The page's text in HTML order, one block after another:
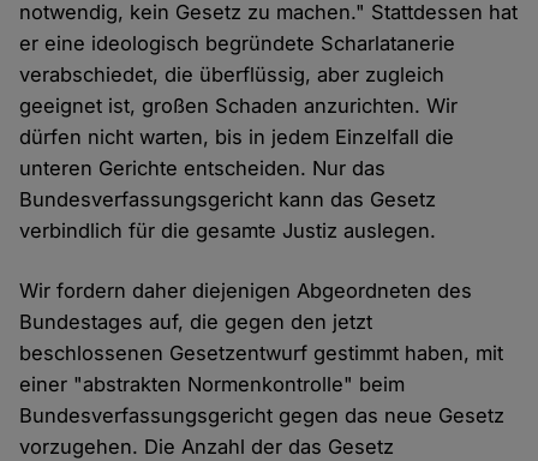
notwendig, kein Gesetz zu machen." Stattdessen hat
er eine ideologisch begründete Scharlatanerie
verabschiedet, die überflüssig, aber zugleich
geeignet ist, großen Schaden anzurichten. Wir
dürfen nicht warten, bis in jedem Einzelfall die
unteren Gerichte entscheiden. Nur das
Bundesverfassungsgericht kann das Gesetz
verbindlich für die gesamte Justiz auslegen.
Wir fordern daher diejenigen Abgeordneten des
Bundestages auf, die gegen den jetzt
beschlossenen Gesetzentwurf gestimmt haben, mit
einer "abstrakten Normenkontrolle" beim
Bundesverfassungsgericht gegen das neue Gesetz
vorzugehen. Die Anzahl der das Gesetz